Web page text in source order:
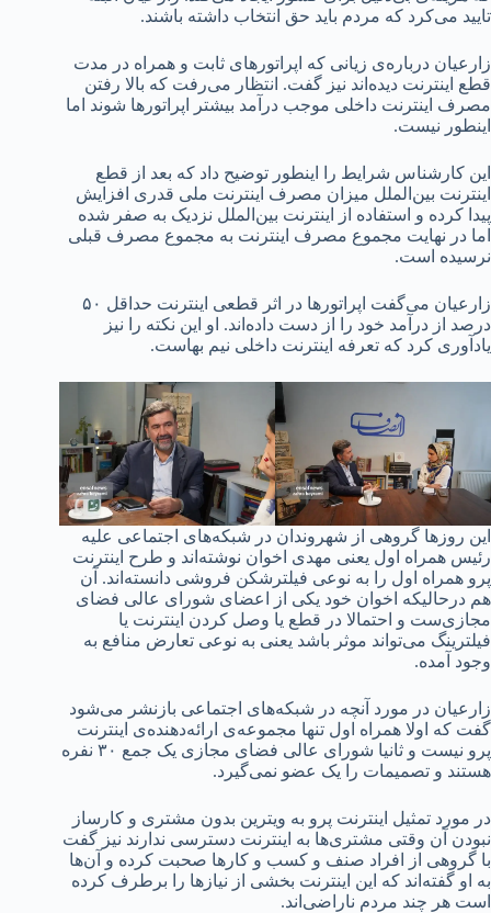
تایید می‌کرد که مردم باید حق انتخاب داشته باشند.
زارعیان درباره‌ی زیانی که اپراتورهای ثابت و همراه در مدت
قطع اینترنت دیده‌اند نیز گفت. انتظار می‌رفت که بالا رفتن
مصرف اینترنت داخلی موجب درآمد بیشتر اپراتورها شوند اما
اینطور نیست.
این کارشناس شرایط را اینطور توضیح داد که بعد از قطع
اینترنت بین‌الملل میزان مصرف اینترنت ملی قدری افزایش
پیدا کرده و استفاده از اینترنت بین‌الملل نزدیک به صفر شده
اما در نهایت مجموع مصرف اینترنت به مجموع مصرف قبلی
نرسیده است.
زارعیان می‌گفت اپراتورها در اثر قطعی اینترنت حداقل ۵۰
درصد از درآمد خود را از دست داده‌اند. او این نکته را نیز
یادآوری کرد که تعرفه اینترنت داخلی نیم بهاست.
این روزها گروهی از شهروندان در شبکه‌های اجتماعی علیه
رئیس همراه اول یعنی مهدی اخوان نوشته‌اند و طرح اینترنت
پرو همراه اول را به نوعی فیلترشکن فروشی دانسته‌اند. آن
هم درحالیکه اخوان خود یکی از اعضای شورای عالی فضای
مجازی‌ست و احتمالا در قطع یا وصل کردن اینترنت یا
فیلترینگ می‌تواند موثر باشد یعنی به نوعی تعارض منافع به
وجود آمده.
زارعیان در مورد آنچه در شبکه‌های اجتماعی بازنشر می‌شود
گفت که اولا همراه اول تنها مجموعه‌ی ارائه‌دهنده‌ی اینترنت
پرو نیست و ثانیا شورای عالی فضای مجازی یک جمع ۳۰ نفره
هستند و تصمیمات را یک عضو نمی‌گیرد.
در مورد تمثیل اینترنت پرو به ویترین بدون مشتری و کارساز
نبودن آن وقتی مشتری‌ها به اینترنت دسترسی ندارند نیز گفت
با گروهی از افراد صنف و کسب و کارها صحبت کرده و آن‌ها
به او گفته‌اند که این اینترنت بخشی از نیازها را برطرف کرده
است هر چند مردم ناراضی‌اند.